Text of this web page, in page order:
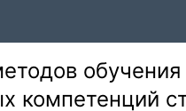
обучения
компетенций